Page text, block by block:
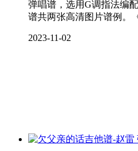
弹唱谱，选用G调指法编
谱共两张高清图片谱例。
2023-11-02